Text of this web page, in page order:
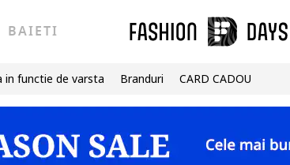
BAIETI
in functie de varsta Branduri CARD CADOU